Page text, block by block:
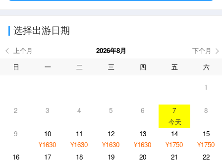
选择出游日期
2026年8月
日
一 二 三 四 五 六
1
2 3 4 5 6 7 8
9
10
¥1630
11
¥1630
12
¥1630
13
¥1630
14
¥1750
15
¥1750
16
17
18
19
20
21
22